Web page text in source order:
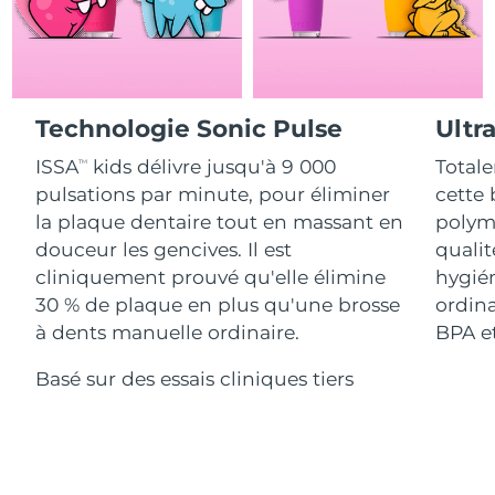
Technologie Sonic Pulse
ISSATM
kids délivre jusqu'à 9 000
pulsations par minute, pour éliminer
la plaque dentaire tout en massant en
douceur les gencives. Il est
cliniquement prouvé qu'elle élimine
30 % de plaque en plus qu'une brosse
à dents manuelle ordinaire.
Basé sur des essais cliniques tiers
cette
BPA
For healthy hair
18% PAP
Cosmétiques Hommes
Acheter tout
FOREO APP
À PROPROS
Israël Livraison estimée8/14/26
Japon Livraison estimée 8/13/26
Jersey
Kazakhstan Livraison estimée 8/12/26
Koweït Livraison estimée 8/10/26
Lettonie Livraison estimée 8/10/26
Liban Livraison estimée